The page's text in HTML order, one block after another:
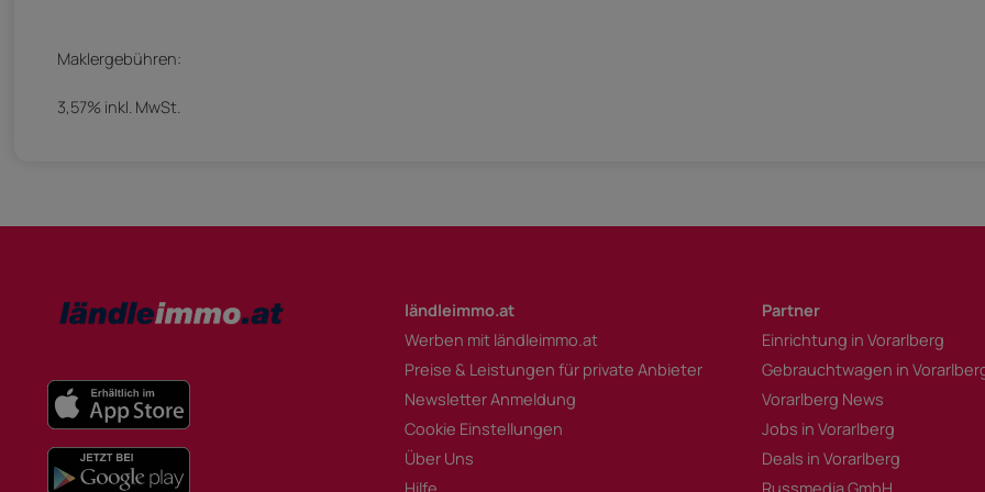
Maklergebühren:
3,57% inkl. MwSt.
ländleimmo.at
Werben mit ländleimmo.at
Preise & Leistungen für private Anbieter
Newsletter Anmeldung
Cookie Einstellungen
Über Uns
Hilfe
Partner
Einrichtung in Vorarlberg
Gebrauchtwagen in
Vorarlberg News
Jobs in Vorarlberg
Deals in Vorarlberg
Russmedia GmbH